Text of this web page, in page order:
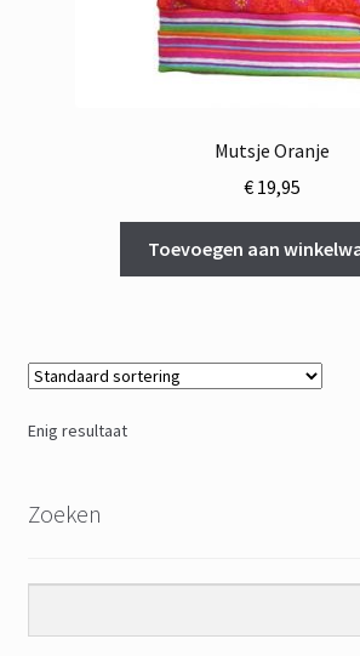
Mutsje Oranje
€19,95
Toevoegen aan
Enig resultaat
Zoeken